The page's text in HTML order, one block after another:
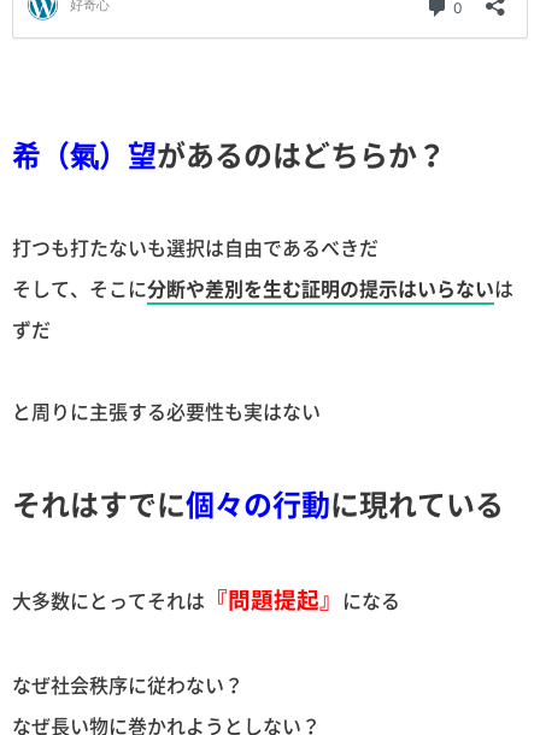
希（氣）望があるのはどちらか？
打つも打たないも選択は自由であるべきだ
そして、そこに分断や差別を生む証明の提示はいらないは
ずだ
と周りに主張する必要性も実はない
それはすでに個々の行動に現れている
大多数にとってそれは 『問題提起』 になる
なぜ社会秩序に従わない？
なぜ長い物に巻かれようとしない？